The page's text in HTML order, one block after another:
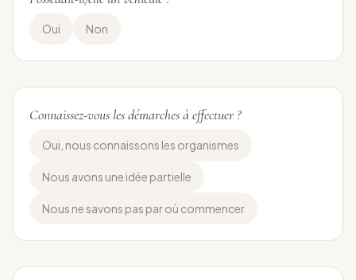
Oui Non
Connaissez-vous les démarches à effectuer ?
Oui, nous connaissons les organismes
Nous avons une idée partielle
Nous ne savons pas par où commencer